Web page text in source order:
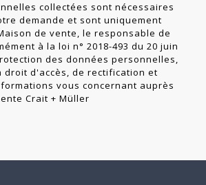
collectées sont nécessaires
demande et sont uniquement
de vente, le responsable de
à la loi n° 2018-493 du 20 juin
des données personnelles,
droit d'accès, de rectification et
vous concernant auprès
Crait + Müller